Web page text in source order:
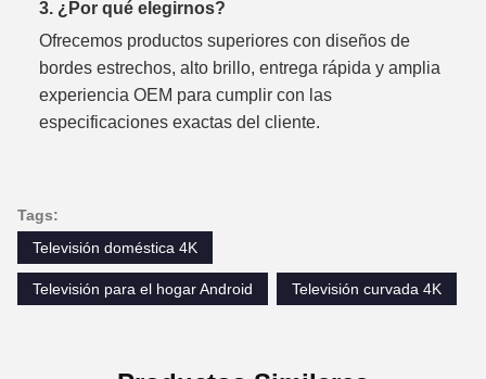
3. ¿Por qué elegirnos?
Ofrecemos productos superiores con diseños de
bordes estrechos, alto brillo, entrega rápida y amplia
experiencia OEM para cumplir con las
especificaciones exactas del cliente.
Tags:
Televisión doméstica 4K
Televisión para el hogar Android Televisión curvada 4K